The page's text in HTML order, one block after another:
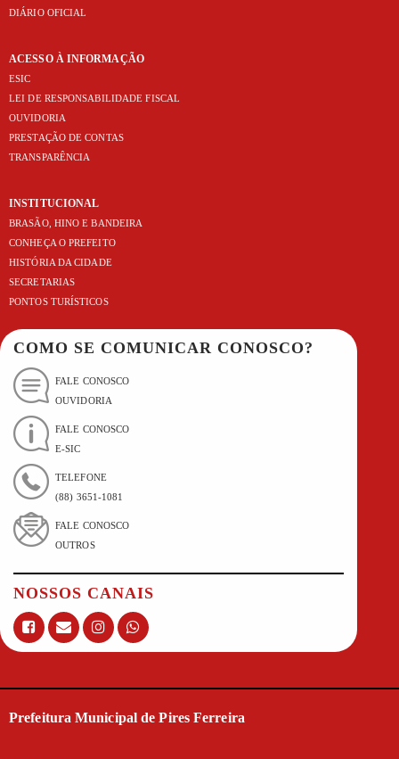
DIÁRIO OFICIAL
ACESSO À INFORMAÇÃO
ESIC
LEI DE RESPONSABILIDADE FISCAL
OUVIDORIA
PRESTAÇÃO DE CONTAS
TRANSPARÊNCIA
INSTITUCIONAL
BRASÃO, HINO E BANDEIRA
CONHEÇA O PREFEITO
HISTÓRIA DA CIDADE
SECRETARIAS
PONTOS TURÍSTICOS
COMO SE COMUNICAR CONOSCO?
FALE CONOSCO
OUVIDORIA
FALE CONOSCO
E-SIC
TELEFONE
(88) 3651-1081
FALE CONOSCO
OUTROS
NOSSOS CANAIS
Prefeitura Municipal de Pires Ferreira